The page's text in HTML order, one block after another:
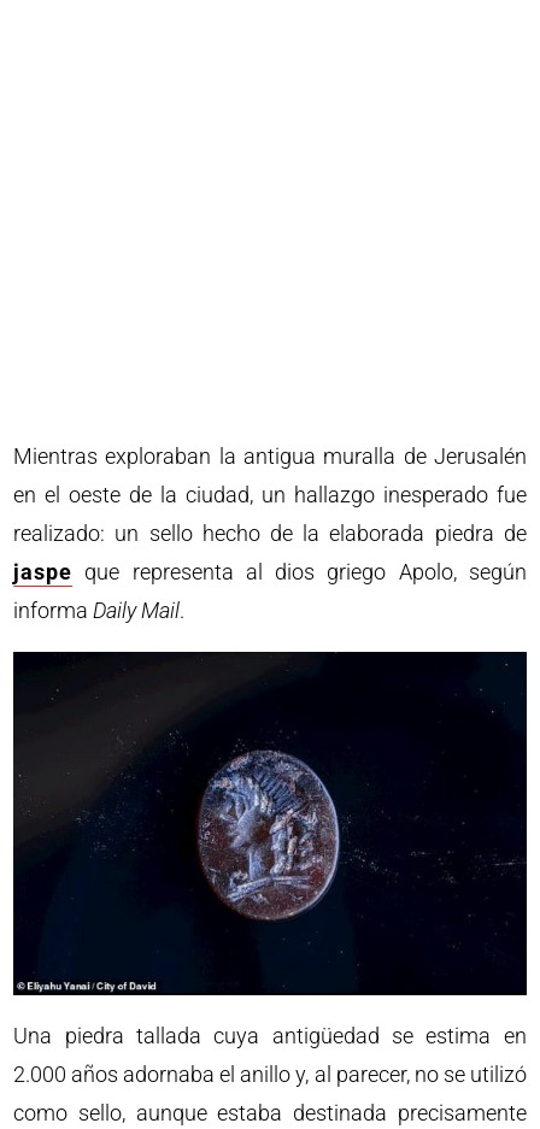
Mientras exploraban la antigua muralla de Jerusalén
en el oeste de la ciudad, un hallazgo inesperado fue
realizado: un sello hecho de la elaborada piedra de
jaspe que representa al dios griego Apolo, según
informa Daily Mail.
Una piedra tallada cuya antigüedad se estima en
2.000 años adornaba el anillo y, al parecer, no se utilizó
como sello, aunque estaba destinada precisamente